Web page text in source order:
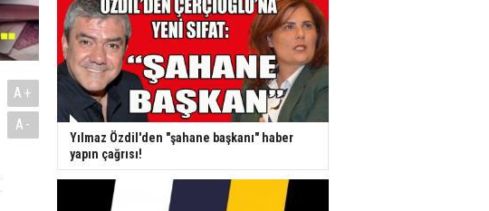
A+
A-
Yılmaz Özdil'den "şahane başkanı" haber
yapın çağrısı!